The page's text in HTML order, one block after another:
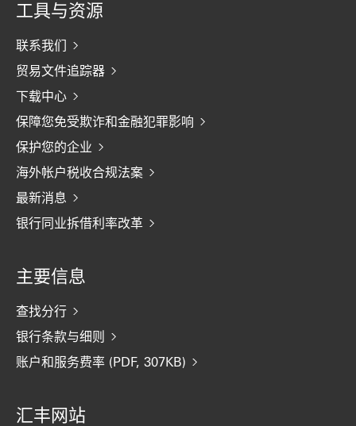
工具与资源
联系我们
贸易文件追踪器
下载中心
保障您免受欺诈和金融犯罪影响
保护您的企业
海外帐户税收合规法案
最新消息
银行同业拆借利率改革
主要信息
查找分行
银行条款与细则
账户和服务费率 (PDF, 307KB)
汇丰网站